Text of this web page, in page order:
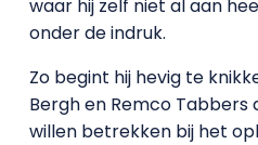
waar hij zelf niet al aan
onder de indruk.
Zo begint hij hevig te
Bergh en Remco
willen betrekken bij het